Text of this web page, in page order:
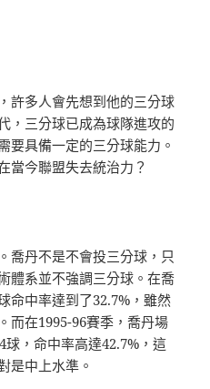
許多人會先想到他的三分球
，三分球已成為球隊進攻的
要具備一定的三分球能力。
當今聯盟失去統治力？
喬丹不是不會投三分球，只
體系並不強調三分球。在喬
命中率達到了32.7%，雖然
而在1995-96賽季，喬丹場
，命中率高達42.7%，這
是中上水準。